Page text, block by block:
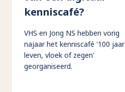
kenniscafé?
VHS en Jong NS hebben vorig
najaar het kenniscafé '100 jaar
leven, vloek of zegen'
georganiseerd.